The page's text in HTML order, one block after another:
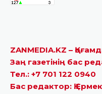
ZANMEDIA.KZ –
Заң газетінің бас
Тел.: +7 701 122 0940
Бас редактор: